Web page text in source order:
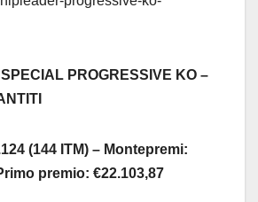
PROGRESSIVE KO –
(144 ITM) – Montepremi:
premio: €22.103,87